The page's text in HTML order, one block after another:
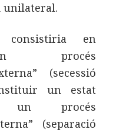
unilateral.
en
procés
(secessió
un estat
un procés
(separació